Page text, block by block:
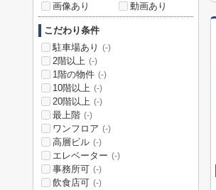
画像あり
動画あり
こだわり条件
駐車場あり
(-)
2階以上 (-)
1階の物件 (-)
10階以上 (-)
20階以上 (-)
最上階 (-)
ワンフロア (-)
高層ビル (-)
エレベーター (-)
事務所可 (-)
飲食店可 (-)